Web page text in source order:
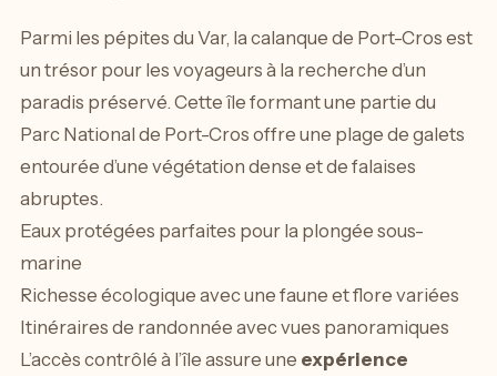
Parmi les pépites du Var, la calanque de Port-Cros est
un trésor pour les voyageurs à la recherche d’un
paradis préservé. Cette île formant une partie du
Parc National de Port-Cros offre une plage de galets
entourée d’une végétation dense et de falaises
abruptes.
Eaux protégées parfaites pour la plongée sous-
marine
Richesse écologique avec une faune et flore variées
Itinéraires de randonnée avec vues panoramiques
L’accès contrôlé à l’île assure une expérience